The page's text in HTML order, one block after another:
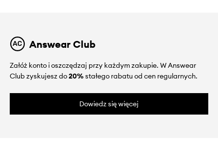
Answear Club
Załóż konto i oszczędzaj przy każdym zakupie. W Answear
Club zyskujesz do20%stałego rabatu od cen regularnych.
Dowiedz się więcej